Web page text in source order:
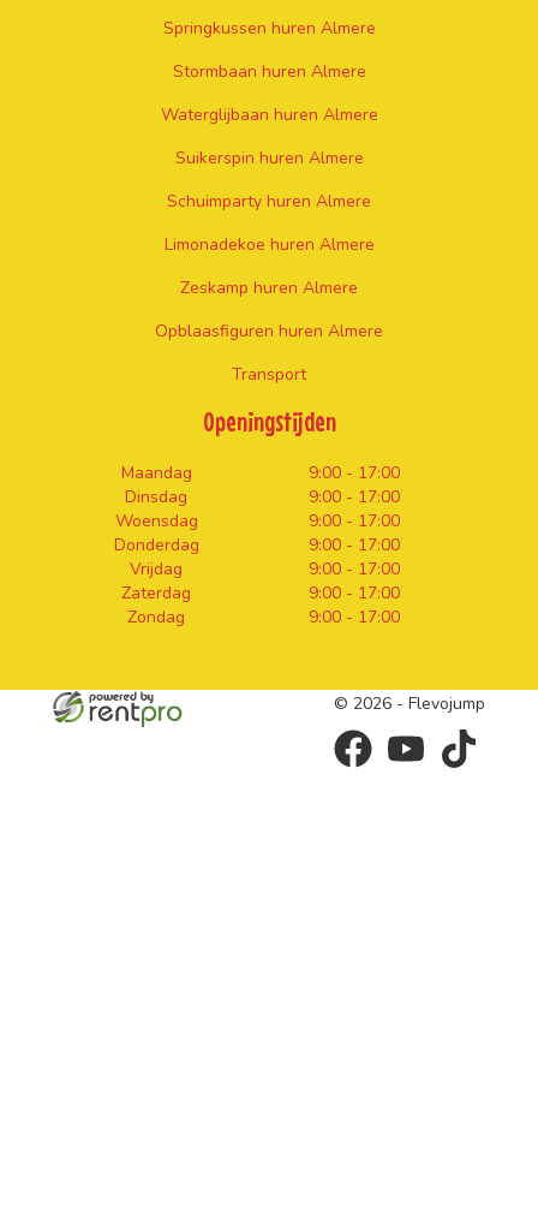
Springkussen huren Almere
Stormbaan huren Almere
Waterglijbaan huren Almere
Suikerspin huren Almere
Schuimparty huren Almere
Limonadekoe huren Almere
Zeskamp huren Almere
Opblaasfiguren huren Almere
Transport
Openingstijden
Maandag
Dinsdag
Woensdag
Donderdag
Vrijdag
Zaterdag
Zondag
9:00 - 17:00
9:00 - 17:00
9:00 - 17:00
9:00 - 17:00
9:00 - 17:00
9:00 - 17:00
9:00 - 17:00
© 2026 - Flevojump
facebookyoutube tiktok